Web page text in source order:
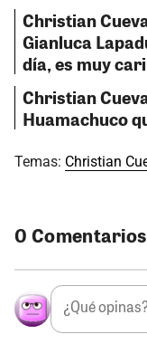
Christian
Gianluca
día, es muy
Christian
Huamachuco
Temas: Christian
0 Comentarios